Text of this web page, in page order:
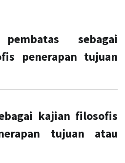
pembatas sebagai
penerapan tujuan
kajian filosofis
tujuan atau